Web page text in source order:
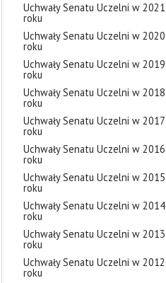
Uchwały Senatu Uczelni w 2021
roku
Uchwały Senatu Uczelni w 2020
roku
Uchwały Senatu Uczelni w 2019
roku
Uchwały Senatu Uczelni w 2018
roku
Uchwały Senatu Uczelni w 2017
roku
Uchwały Senatu Uczelni w 2016
roku
Uchwały Senatu Uczelni w 2015
roku
Uchwały Senatu Uczelni w 2014
roku
Uchwały Senatu Uczelni w 2013
roku
Uchwały Senatu Uczelni w 2012
roku